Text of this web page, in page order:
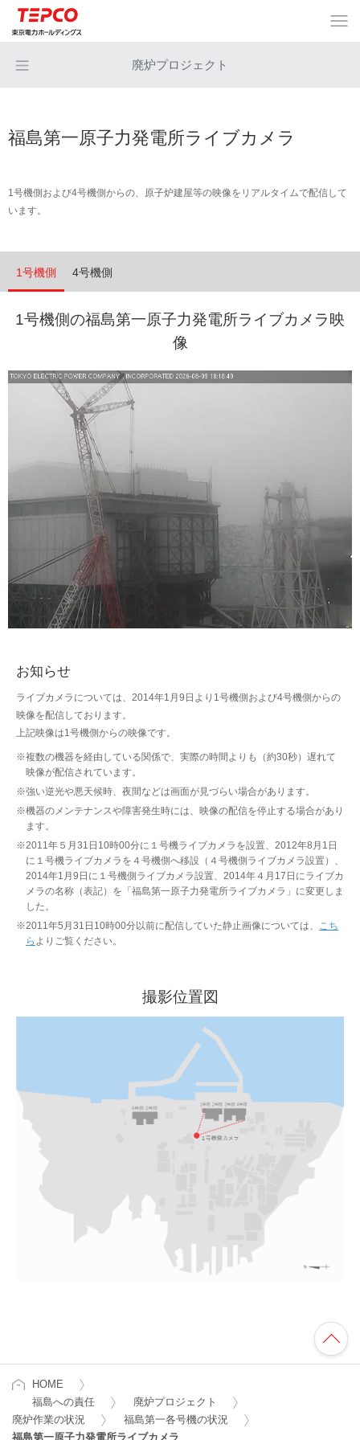
廃炉プロジェクト
福島第一原子力発電所ライブカメラ
1号機側および4号機側からの、原子炉建屋等の映像をリアルタイムで配信して
います。
1号機側 4号機側
1号機側の福島第一原子力発電所ライブカメラ映
像
お知らせ
ライブカメラについては、2014年1月9日より1号機側および4号機側からの
映像を配信しております。
上記映像は1号機側からの映像です。
※複数の機器を経由している関係で、実際の時間よりも（約30秒）遅れて
映像が配信されています。
※強い逆光や悪天候時、夜間などは画面が見づらい場合があります。
※機器のメンテナンスや障害発生時には、映像の配信を停止する場合があり
ます。
※2011年５月31日10時00分に１号機ライブカメラを設置、2012年8月1日
に１号機ライブカメラを４号機側へ移設（４号機側ライブカメラ設置）、
2014年1月9日に１号機側ライブカメラ設置、2014年４月17日にライブカ
メラの名称（表記）を「福島第一原子力発電所ライブカメラ」に変更しま
した。
※2011年5月31日10時00分以前に配信していた静止画像については、 こち
ら よりご覧ください。
撮影位置図
HOME
福島への責任
廃炉プロジェクト
廃炉作業の状況
福島第一各号機の状況
福島第一原子力発電所ライブカメラ